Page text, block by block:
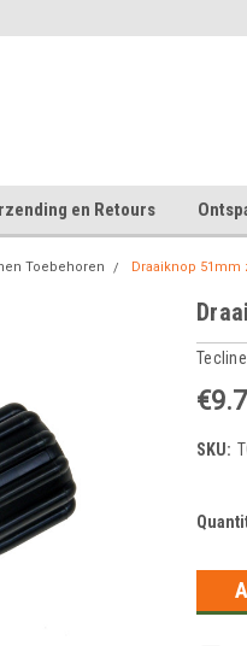
en Retours
Toebehoren Draaiknop 51mm
Tecline
SKU: